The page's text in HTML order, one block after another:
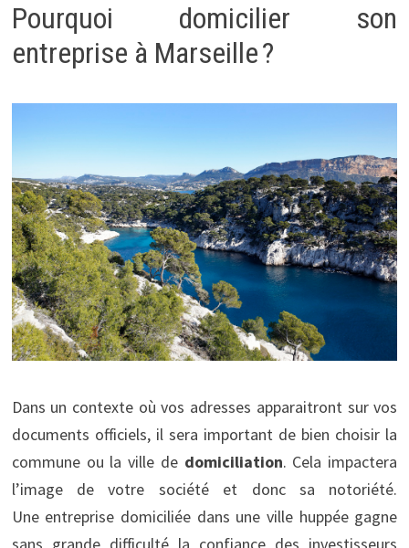
Pourquoi domicilier son
entreprise à Marseille ?
Dans un contexte où vos adresses apparaitront sur vos
documents officiels, il sera important de bien choisir la
commune ou la ville de domiciliation. Cela impactera
l’image de votre société et donc sa notoriété.
Une entreprise domiciliée dans une ville huppée gagne